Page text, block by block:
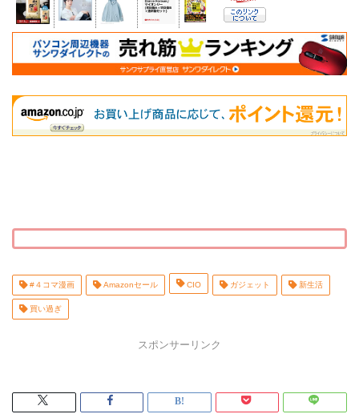
#４コマ漫画 Amazonセール CIO ガジェット 新生活
買い過ぎ
スポンサーリンク